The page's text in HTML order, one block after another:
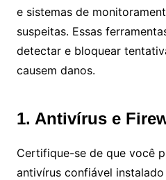
e sistemas de
suspeitas. Essas
detectar e bloquear
causem danos.
1. Antivírus e
Certifique-se de que você
antivírus confiável